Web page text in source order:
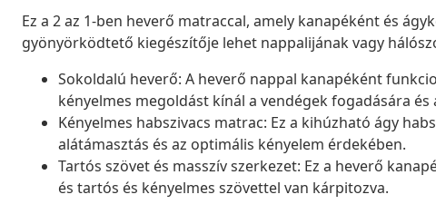
Ez a 2 az 1-ben heverő matraccal, amely kanapéként és
gyönyörködtető kiegészítője lehet nappalijának vagy
Sokoldalú heverő: A heverő nappal kanapéként
kényelmes megoldást kínál a vendégek fogadására és
Kényelmes habszivacs matrac: Ez a kihúzható ágy
alátámasztás és az optimális kényelem érdekében.
Tartós szövet és masszív szerkezet: Ez a heverő
és tartós és kényelmes szövettel van kárpitozva.